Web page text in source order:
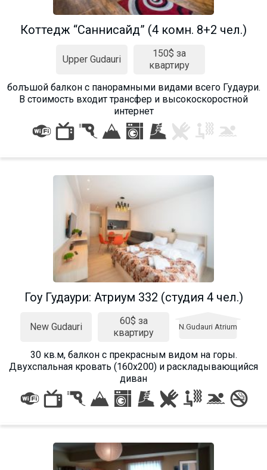
Коттедж “Саннисайд” (4 комн. 8+2 чел.)
Upper Gudauri
150$ за
квартиру
болъшой балкон с панорамными видами всего Гудаури.
В стоимость входит трансфер и высокоскоростной
интернет
Гоу Гудаури: Атриум 332 (студия 4 чел.)
New Gudauri
60$ за
квартиру
N.Gudauri Atrium
30 кв.м, балкон с прекрасным видом на горы.
Двухспальная кровать (160х200) и раскладывающийся
диван